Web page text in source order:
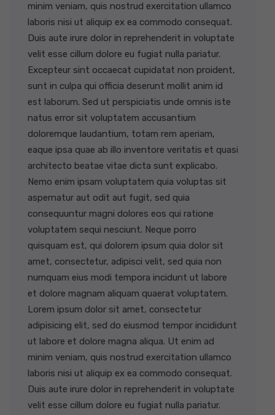
minim veniam, quis nostrud exercitation ullamco
laboris nisi ut aliquip ex ea commodo consequat.
Duis aute irure dolor in reprehenderit in voluptate
velit esse cillum dolore eu fugiat nulla pariatur.
Excepteur sint occaecat cupidatat non proident,
sunt in culpa qui officia deserunt mollit anim id
est laborum. Sed ut perspiciatis unde omnis iste
natus error sit voluptatem accusantium
doloremque laudantium, totam rem aperiam,
eaque ipsa quae ab illo inventore veritatis et quasi
architecto beatae vitae dicta sunt explicabo.
Nemo enim ipsam voluptatem quia voluptas sit
aspernatur aut odit aut fugit, sed quia
consequuntur magni dolores eos qui ratione
voluptatem sequi nesciunt. Neque porro
quisquam est, qui dolorem ipsum quia dolor sit
amet, consectetur, adipisci velit, sed quia non
numquam eius modi tempora incidunt ut labore
et dolore magnam aliquam quaerat voluptatem.
Lorem ipsum dolor sit amet, consectetur
adipisicing elit, sed do eiusmod tempor incididunt
ut labore et dolore magna aliqua. Ut enim ad
minim veniam, quis nostrud exercitation ullamco
laboris nisi ut aliquip ex ea commodo consequat.
Duis aute irure dolor in reprehenderit in voluptate
velit esse cillum dolore eu fugiat nulla pariatur.